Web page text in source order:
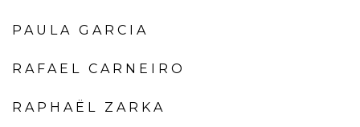
PAULA GARCIA
RAFAEL CARNEIRO
RAPHAËL ZARKA